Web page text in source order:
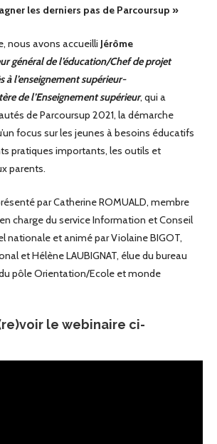
les derniers pas de Parcoursup »
nous avons accueilli Jérôme
général de l’éducation/Chef de projet
à l’enseignement supérieur-
de l’Enseignement supérieur, qui a
de Parcoursup 2021, la démarche
focus sur les jeunes à besoins éducatifs
pratiques importants, les outils et
parents.
par Catherine ROMUALD, membre
charge du service Information et Conseil
nationale et animé par Violaine BIGOT,
et Hélène LAUBIGNAT, élue du bureau
pôle Orientation/Ecole et monde
le webinaire ci-